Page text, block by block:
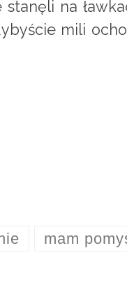
stanęli na
mili
mam